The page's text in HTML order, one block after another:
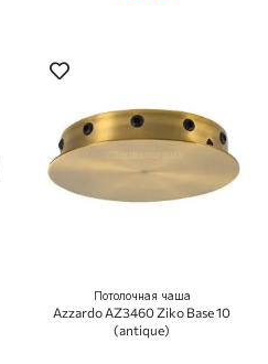
Потолочная чаша
Azzardo AZ3460 Ziko Base 10
(antique)